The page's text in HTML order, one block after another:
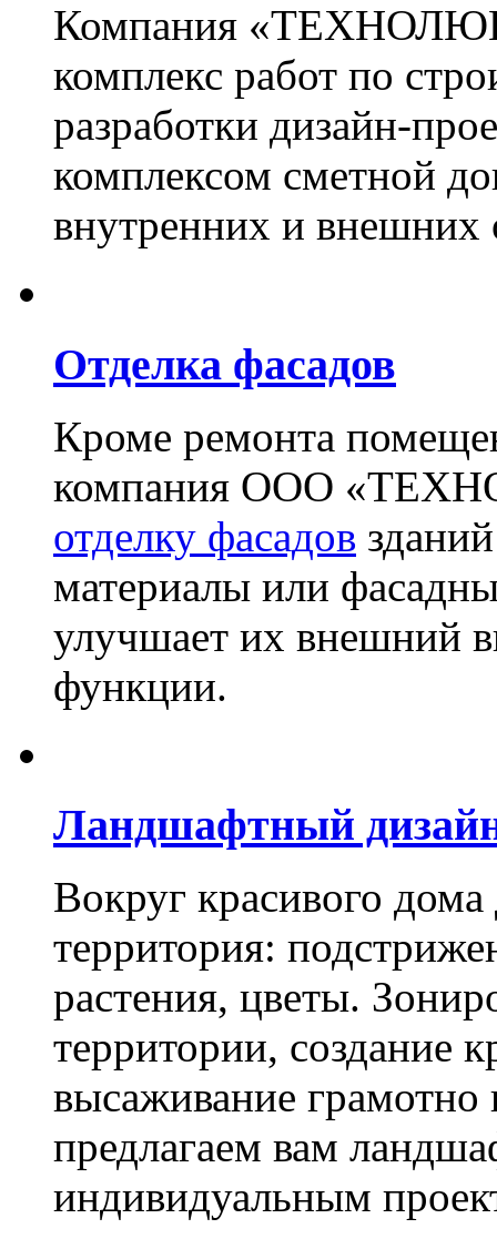
Компания
комплекс работ по
разработки дизайн-
комплексом сметной
внутренних и внешних
Отделка фасадов
Кроме ремонта
компания ООО
отделку фасадов
материалы или
улучшает их внешний
функции.
Ландшафтный
Вокруг красивого
территория:
растения, цветы.
территории, создание
высаживание
предлагаем вам
индивидуальным